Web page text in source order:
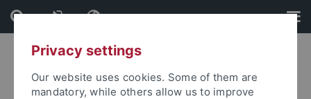
Skip
to
content
Skip
to
footerPrivacy settings
Our website uses cookies. Some of them are
mandatory, while others allow us to improve